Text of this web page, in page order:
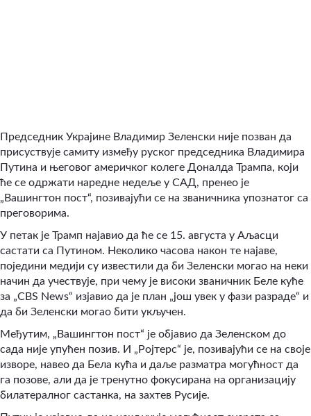
Председник Украјине Владимир Зеленски није позван да
присуствује самиту између руског председника Владимира
Путина и његовог америчког колеге Доналда Трампа, који
ће се одржати наредне недеље у САД, пренео је
„Вашингтон пост“, позивајући се на званичника упознатог са
преговорима.
У петак је Трамп најавио да ће се 15. августа у Аљасци
састати са Путином. Неколико часова након те најаве,
поједини медији су известили да би Зеленски могао на неки
начин да учествује, при чему је високи званичник Беле куће
за „CBS News“ изјавио да је план „још увек у фази разраде“ и
да би Зеленски могао бити укључен.
Међутим, „Вашингтон пост“ је објавио да Зеленском до
сада није упућен позив. И „Ројтерс“ је, позивајући се на своје
изворе, навео да Бела кућа и даље разматра могућност да
га позове, али да је тренутно фокусирана на организацију
билатералног састанка, на захтев Русије.